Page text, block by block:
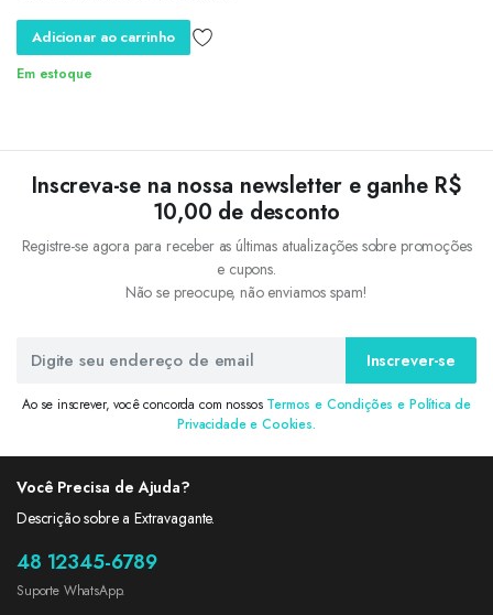
Alta Courino Com Bolso
Adicionar ao carrinho
Em estoque
Inscreva-se na nossa newsletter e ganhe R$
10,00 de desconto
Registre-se agora para receber as últimas atualizações sobre promoções
e cupons.
Não se preocupe, não enviamos spam!
Inscrever-se
Ao se inscrever, você concorda com nossos Termos e Condições e Política de
Privacidade e Cookies.
Você Precisa de Ajuda?
Descrição sobre a Extravagante.
48 12345-6789
Suporte WhatsApp.